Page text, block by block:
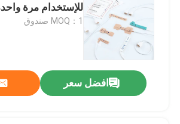
للإستخدام مرة
MOQ：1 صندوق
افضل سعر